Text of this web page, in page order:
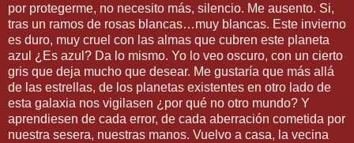
por protegerme, no necesito más, silencio. Me ausento. Si,
tras un ramos de rosas blancas…muy blancas. Este invierno
es duro, muy cruel con las almas que cubren este planeta
azul ¿Es azul? Da lo mismo. Yo lo veo oscuro, con un cierto
gris que deja mucho que desear. Me gustaría que más allá
de las estrellas, de los planetas existentes en otro lado de
esta galaxia nos vigilasen ¿por qué no otro mundo? Y
aprendiesen de cada error, de cada aberración cometida por
nuestra sesera, nuestras manos. Vuelvo a casa, la vecina